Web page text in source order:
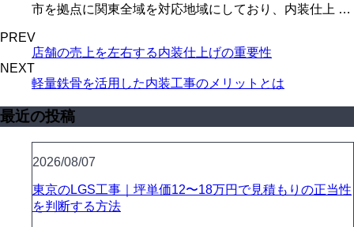
市を拠点に関東全域を対応地域にしており、内装仕上 …
PREV
店舗の売上を左右する内装仕上げの重要性
NEXT
軽量鉄骨を活用した内装工事のメリットとは
最近の投稿
2026/08/07
東京のLGS工事｜坪単価12〜18万円で見積もりの正当性
を判断する方法